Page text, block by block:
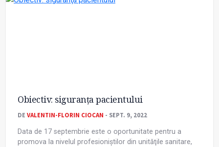
Obiectiv: siguranţa pacientului
DE VALENTIN-FLORIN CIOCAN - SEPT. 9, 2022
Data de 17 septembrie este o oportunitate pentru a
promova la nivelul profesioniștilor din unităţile sanitare,